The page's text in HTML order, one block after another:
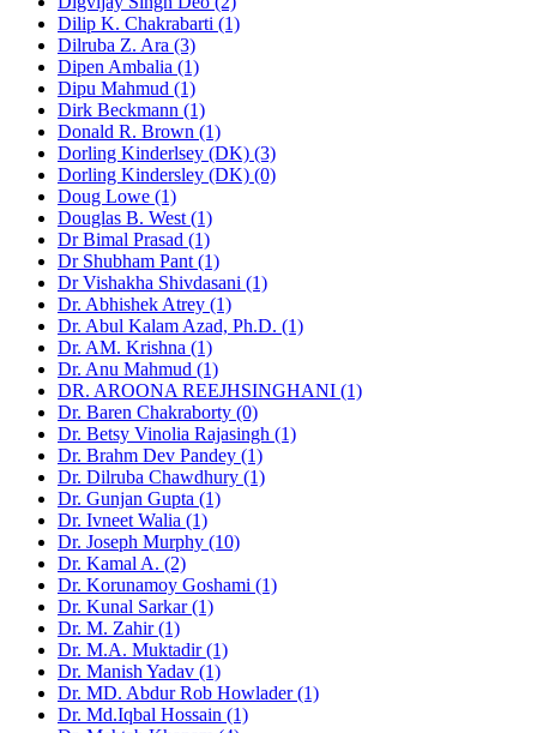
Dilip K. Chakrabarti (1)
Dilruba Z. Ara (3)
Dipen Ambalia (1)
Dipu Mahmud (1)
Dirk Beckmann (1)
Donald R. Brown (1)
Dorling Kinderlsey (DK) (3)
Dorling Kindersley (DK) (0)
Doug Lowe (1)
Douglas B. West (1)
Dr Bimal Prasad (1)
Dr Shubham Pant (1)
Dr Vishakha Shivdasani (1)
Dr. Abhishek Atrey (1)
Dr. Abul Kalam Azad, Ph.D. (1)
Dr. AM. Krishna (1)
Dr. Anu Mahmud (1)
DR. AROONA REEJHSINGHANI (1)
Dr. Baren Chakraborty (0)
Dr. Betsy Vinolia Rajasingh (1)
Dr. Brahm Dev Pandey (1)
Dr. Dilruba Chawdhury (1)
Dr. Gunjan Gupta (1)
Dr. Ivneet Walia (1)
Dr. Joseph Murphy (10)
Dr. Kamal A. (2)
Dr. Korunamoy Goshami (1)
Dr. Kunal Sarkar (1)
Dr. M. Zahir (1)
Dr. M.A. Muktadir (1)
Dr. Manish Yadav (1)
Dr. MD. Abdur Rob Howlader (1)
Dr. Md.Iqbal Hossain (1)